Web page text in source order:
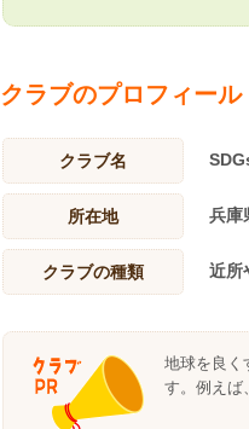
クラブのプロフィール
クラブ名
所在地 兵庫
クラブの種類 近所
地球を良く
す。例えば